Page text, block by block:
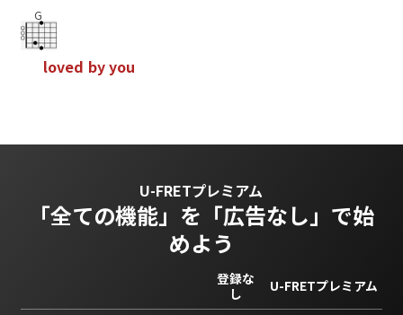
G
loved byyou
U-FRETプレミアム
「全ての機能」を 「広告なし」で始
めよう
登録な
し
U-FRETプレミアム